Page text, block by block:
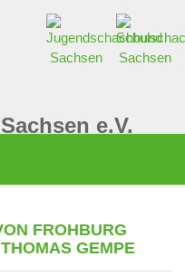
e.V.
FROHBURG
GEMPE